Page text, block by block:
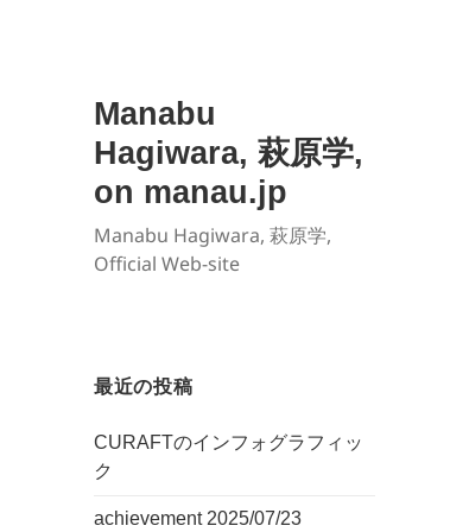
Manabu
Hagiwara, 萩原学,
on manau.jp
Manabu Hagiwara, 萩原学,
Official Web-site
最近の投稿
CURAFTのインフォグラフィッ
ク
achievement 2025/07/23